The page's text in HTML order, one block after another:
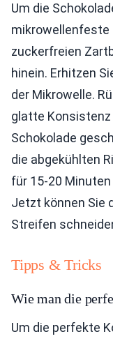
Um die
mikrowellenfeste
zuckerfreien
hinein. Erhitzen
der Mikrowelle.
glatte Konsistenz
Schokolade
die abgekühlten
für 15-20
Jetzt können Sie
Streifen
Tipps & Tricks
Wie man die
Um die perfekte